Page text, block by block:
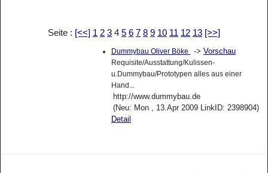
Seite : [<<] 1 2 3 4 5 6 7 8 9 10 11 12 13 [>>]
Dummybau Oliver Böke -> Vorschau
Requisite/Ausstattung/Kulissen-
u.Dummybau/Prototypen alles aus einer
Hand...
http://www.dummybau.de
(Neu: Mon , 13.Apr 2009 LinkID: 2398904)
Detail